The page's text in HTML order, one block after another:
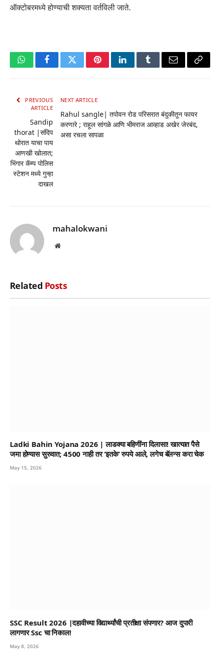
ऑक्टोबरमध्ये होण्याची शक्यता वर्तविली जाते.
WhatsAppFacebookTwitterPinterestLinkedInTumblrEmail Copy
PREVIOUS
ARTICLE
Sandip
thorat |संदिप
थोरात याचा पाय
आणखी खोलात;
भिंगार कॅम्प पोलिस
स्टेशन मध्ये गुन्हा
दाखल
NEXT ARTICLE
Rahul sangle| तपोवन रोड परिसरात बंदुकीतून फायर
करणारे ; राहूल सांगळे आणि भीमराज आव्हाड अखेर जेरबंद,
असा रचला सापळा
mahalokwani
Website
Related Posts
Ladki Bahin Yojana 2026 | लाडक्या बहिणींना दिलासा! खात्यात पैसे
जमा होण्यास सुरुवात; 4500 नाही तर ‘इतके’ रुपये आले, लगेच बॅलन्स करा चेक
May 15, 2026
SSC Result 2026 |दहावीच्या विद्यार्थ्यांची प्रतीक्षा संपणार? आज दुपारी
लागणार Ssc चा निकाल!
May 8, 2026